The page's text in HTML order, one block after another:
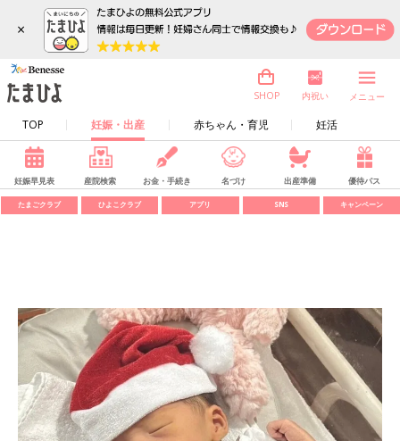
×
TOP 妊娠・出産 赤ちゃん・育児 妊活
SHOP 内祝い メニュー
妊娠早見表 産院検索 お金・手続き 名づけ 出産準備 優待パス
たまごクラブ ひよこクラブ アプリ SNS キャンペーン